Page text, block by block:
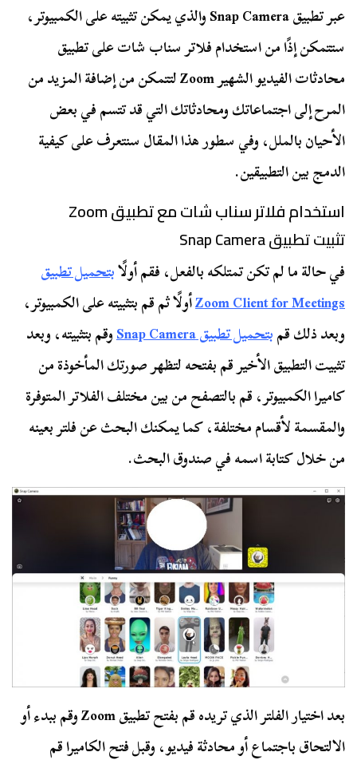
عبر تطبيق Snap Camera والذي يمكن تثبيته على الكمبيوتر،
ستتمكن إذًا من استخدام فلاتر سناب شات على تطبيق
محادثات الفيديو الشهير Zoom لتتمكن من إضافة المزيد من
المرح إلى اجتماعاتك ومحادثاتك التي قد تتسم في بعض
الأحيان بالملل، وفي سطور هذا المقال سنتعرف على كيفية
الدمج بين التطبيقين.
استخدام فلاتر سناب شات مع تطبيق Zoom
تثبيت تطبيق Snap Camera
في حالة ما لم تكن تمتلكه بالفعل، فقم أولًابتحميل تطبيق
Zoom Client for Meetingsأولًا ثم قم بتثبيته على الكمبيوتر،
وبعد ذلك قمبتحميل تطبيق Snap Camera
وقم بتثبيته، وبعد
تثبيت التطبيق الأخير قم بفتحه لتظهر صورتك المأخوذة من
كاميرا الكمبيوتر، قم بالتصفح من بين مختلف الفلاتر المتوفرة
والمقسمة لأقسام مختلفة، كما يمكنك البحث عن فلتر بعينه
من خلال كتابة اسمه في صندوق البحث.
بعد اختيار الفلتر الذي تريده قم بفتح تطبيق Zoom وقم ببدء أو
الالتحاق باجتماع أو محادثة فيديو، وقبل فتح الكاميرا قم